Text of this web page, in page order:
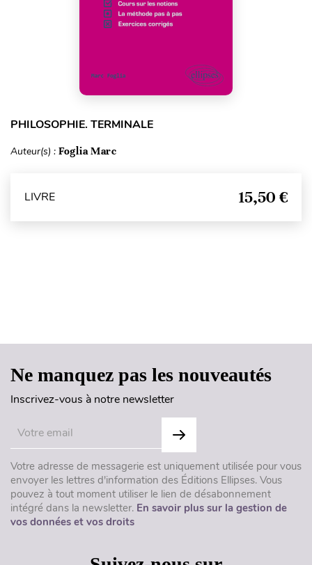
PHILOSOPHIE. TERMINALE
Auteur(s) : Foglia Marc
LIVRE 15,50 €
Ne manquez pas les nouveautés
Inscrivez-vous à notre newsletter
Votre adresse de messagerie est uniquement utilisée pour vous
envoyer les lettres d'information des Éditions Ellipses. Vous
pouvez à tout moment utiliser le lien de désabonnement
intégré dans la newsletter. En savoir plus sur la gestion de
vos données et vos droits